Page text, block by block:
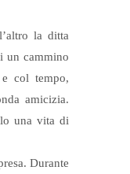
la ditta
un cammino
col tempo,
amicizia.
una vita di
Durante